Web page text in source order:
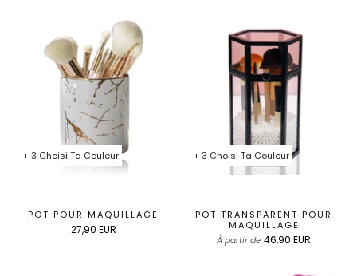
+ 3 Choisi Ta Couleur
POT POUR MAQUILLAGE
27,90 EUR
+ 3 Choisi Ta Couleur
POT TRANSPARENT POUR
MAQUILLAGE
À partir de 46,90 EUR